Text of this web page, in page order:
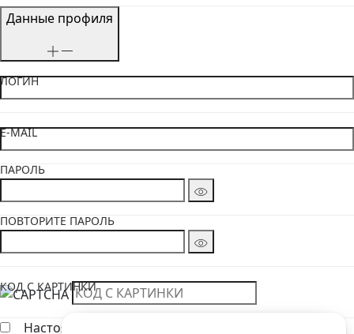
Данные профиля
ЛОГИН
E-MAIL
ПАРОЛЬ
ПОВТОРИТЕ ПАРОЛЬ
КОД С КАРТИНКИ
Настоящим подтверждаю, что я ознакомлен и